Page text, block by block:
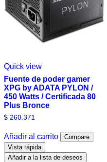
Quick view
Fuente de poder gamer
XPG by ADATA PYLON /
450 Watts / Certificada 80
Plus Bronce
$ 260.371
Añadir al carrito
Compare
Vista rápida
Añadir a la lista de deseos